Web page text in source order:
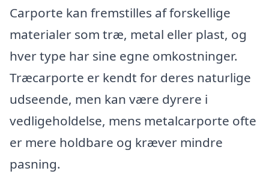
Carporte kan fremstilles af forskellige
materialer som træ, metal eller plast, og
hver type har sine egne omkostninger.
Træcarporte er kendt for deres naturlige
udseende, men kan være dyrere i
vedligeholdelse, mens metalcarporte ofte
er mere holdbare og kræver mindre
pasning.